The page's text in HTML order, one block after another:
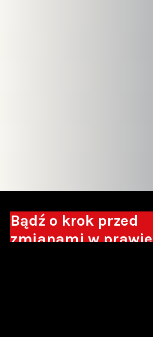
Bądź o krok przed
zmianami w prawie